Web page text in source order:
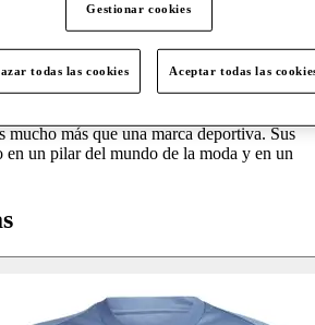
como un símbolo de calzado
el mundo. Ya sea correr, fútbol, tenis o
más avanzada para ofrecer a sus
cuando salen al campo.
famosa Samba hasta su gama más
mucho más que una marca deportiva. Sus
en un pilar del mundo de la moda y en un
Gestionar cookies
todas las cookies Aceptar todas las